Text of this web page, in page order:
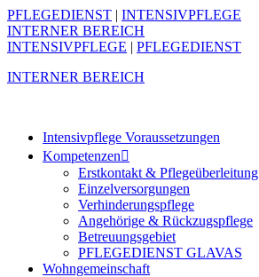
PFLEGEDIENST | INTENSIVPFLEGE
INTERNER BEREICH
INTENSIVPFLEGE | PFLEGEDIENST
INTERNER BEREICH
Intensivpflege Voraussetzungen
Kompetenzen
Erstkontakt & Pflegeüberleitung
Einzelversorgungen
Verhinderungspflege
Angehörige & Rückzugspflege
Betreuungsgebiet
PFLEGEDIENST GLAVAS
Wohngemeinschaft